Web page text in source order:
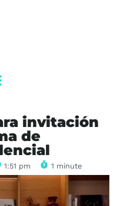
invitación
de
1:51 pm 1 minute